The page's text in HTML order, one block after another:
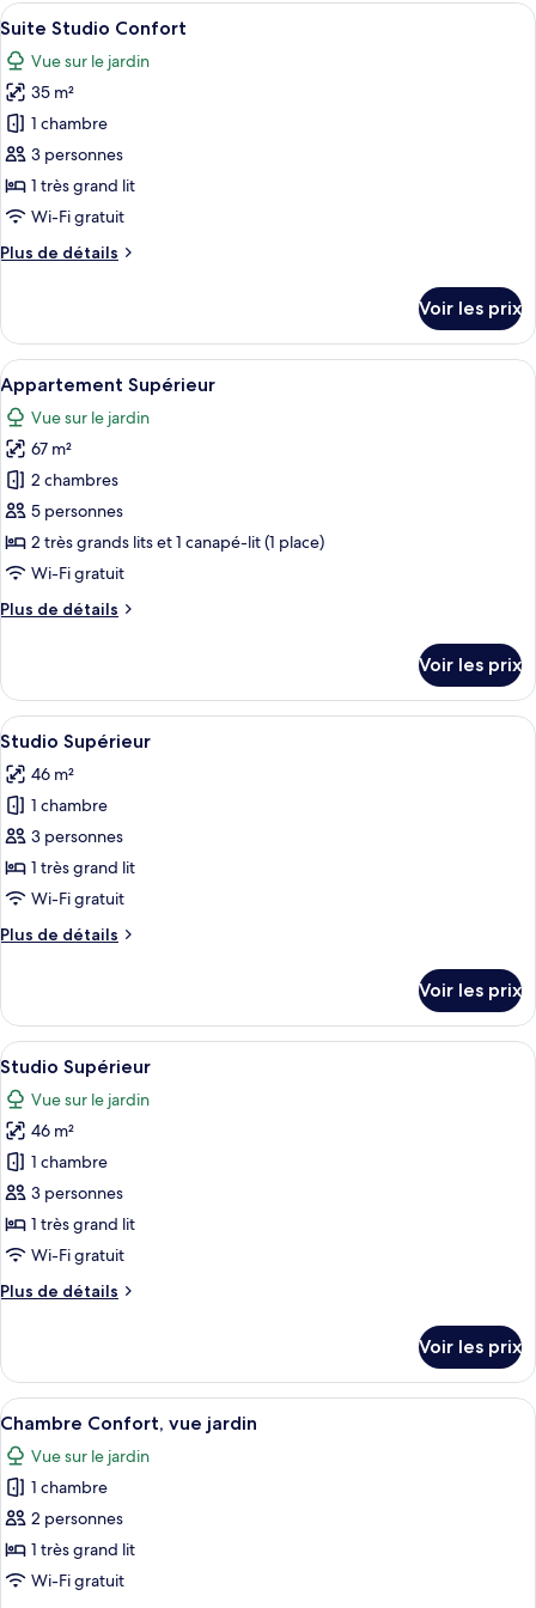
de
Studio
Confort
Afficher
toutes
les
photos
pour
ce
type
de
chambre :
Suite
Un lit bien fait, avec du linge de lit
6
Suite Studio Confort
Vue sur le jardin
35 m²
1 chambre
3 personnes
1 très grand lit
Wi-Fi gratuit
Plus de détails
Plus
le
type
de
chambre
Suite
Studio
Confort
Voir les prix
Afficher
toutes
les
photos
pour
ce
type
de
chambre :
Appartement
Un salon moderne avec un canapé
6
Appartement Supérieur
Vue sur le jardin
67 m²
2 chambres
5 personnes
2 très grands lits et 1 canapé-lit (1 place)
Wi-Fi gratuit
Plus de détails
Plus
le
type
de
Appartement
Supérieur
Voir les prix
Afficher
toutes
les
photos
pour
ce
type
chambre :
Un salon moderne doté d’un
5
Studio Supérieur
46 m²
1 chambre
3 personnes
1 très grand lit
Wi-Fi gratuit
Plus de détails
Plus
le
type
de
Studio
Supérieur
Voir les prix
Afficher
toutes
les
photos
pour
ce
type
de
chambre :
Studio
Un salon moderne avec un canapé
6
Studio Supérieur
Vue sur le jardin
46 m²
1 chambre
3 personnes
1 très grand lit
Wi-Fi gratuit
Plus de détails
Plus
le
type
de
Studio
Supérieur
Voir les prix
Afficher
toutes
les
photos
pour
ce
type
Une chambre d’hôtel avec un grand
11
Chambre Confort, vue jardin
Vue sur le jardin
1 chambre
2 personnes
1 très grand lit
Wi-Fi gratuit